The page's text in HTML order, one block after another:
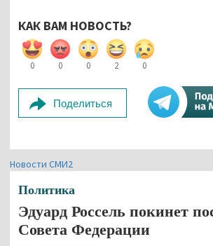
КАК ВАМ НОВОСТЬ?
0 0 0 2 0
Поделиться
Новости СМИ2
Политика
Эдуард Россель покинет
Совета Федерации